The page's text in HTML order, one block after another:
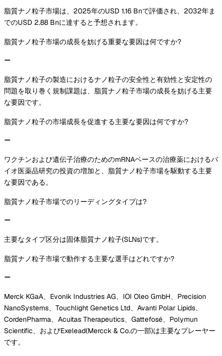
脂質ナノ粒子市場は、2025年のUSD 1.16 Bnで評価され、2032年ま
でのUSD 2.88 Bnに達すると予想されます。
脂質ナノ粒子市場の成長を妨げる重要な要因は何ですか?
脂質ナノ粒子の製造におけるナノ粒子の安全性と有効性と安定性の
問題を取り巻く規制課題は、脂質ナノ粒子市場の成長を妨げる主要
な要因です。
脂質ナノ粒子の市場成長を促進する主要な要因は何ですか?
ワクチンおよび遺伝子治療のためのmRNAベースの治療薬におけるバ
イオ医薬品研究の投資の増加と、脂質ナノ粒子市場を駆動する主要
な要因である。
脂質ナノ粒子市場でのリーディングタイプは?
主要なタイプ区分は固体脂質ナノ粒子(SLNs)です。
脂質ナノ粒子市場で動作する主要な選手はどれですか?
Merck KGaA、Evonik Industries AG、IOI Oleo GmbH、Precision
NanoSystems、Touchlight Genetics Ltd、Avanti Polar Lipids、
CordenPharma、Acuitas Therapeutics、Gattefosé、Polymun
Scientific、およびExelead(Mercck & Co.の一部)は主要なプレーヤー
です。